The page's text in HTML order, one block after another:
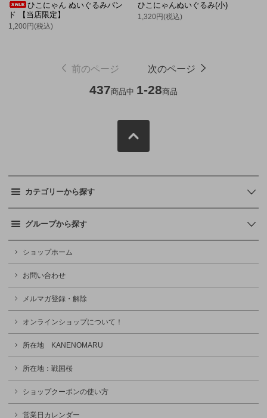
ひこにゃん ぬいぐるみバン
ド 【当店限定】
1,200円(税込)
ひこにゃんぬいぐるみ(小)
1,320円(税込)
前のページ 次のページ
437商品中 1-28商品
カテゴリーから探す
グループから探す
ショップホーム
お問い合わせ
メルマガ登録・解除
オンラインショップについて！
所在地 KANENOMARU
所在地：戦国桜
ショップクーポンの使い方
営業日カレンダー